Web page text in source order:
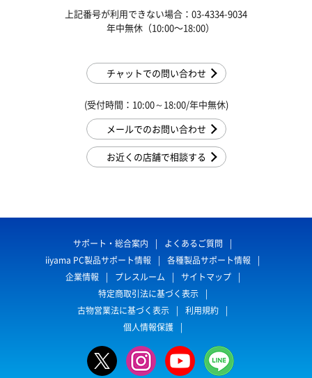
上記番号が利用できない場合：03-4334-9034
年中無休（10:00〜18:00）
チャットでの問い合わせ
(受付時間：10:00～18:00/年中無休)
メールでのお問い合わせ
お近くの店舗で相談する
サポート・総合案内
よくあるご質問
iiyama PC製品サポート情報
各種製品サポート情報
企業情報
プレスルーム
サイトマップ
特定商取引法に基づく表示
古物営業法に基づく表示
利用規約
個人情報保護